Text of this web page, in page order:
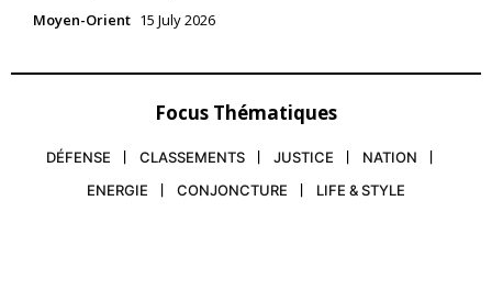
Moyen-Orient 15 July 2026
Focus Thématiques
DÉFENSE CLASSEMENTS JUSTICE
NATION
ENERGIE
CONJONCTURE LIFE & STYLE